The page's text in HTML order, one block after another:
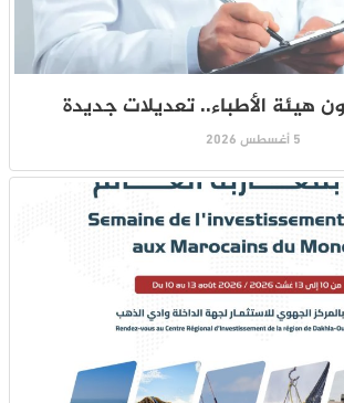
هيئة الأطباء.. تعديلات جديدة
5 أغسطس 2026